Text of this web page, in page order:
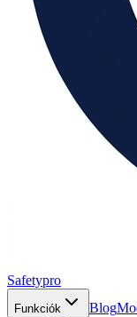
Safetypro
Funkciók Blog